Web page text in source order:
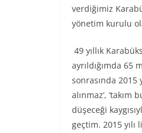
verdiğimiz
yönetim kurulu
49 yıllık
ayrıldığımda 65
sonrasında 2015
alınmaz’,
düşeceği
geçtim. 2015